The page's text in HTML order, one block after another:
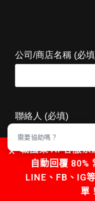
公司/商店名稱 (必
聯絡人 (必填)
聯絡電話 (必填)
需要協助嗎？
戰國策 AI 客服系
自動回覆 80%
LINE、FB、IG
單！